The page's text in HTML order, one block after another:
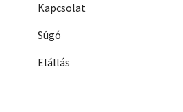
Kapcsolat
Súgó
Elállás